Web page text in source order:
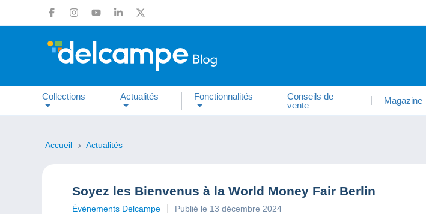
Collections Actualités Fonctionnalités
Conseils de
vente
Magazine
Accueil Actualités
Soyez les Bienvenus à la World Money Fair Berlin
Événements Delcampe Publié le 13 décembre 2024